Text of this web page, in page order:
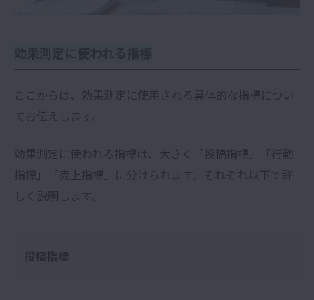
ここからは、効果測定に使用される具体的な指標につい
てお伝えします。
効果測定に使われる指標は、大きく「投稿指標」「行動
指標」「売上指標」に分けられます。それぞれ以下で詳
しく説明します。
投稿指標